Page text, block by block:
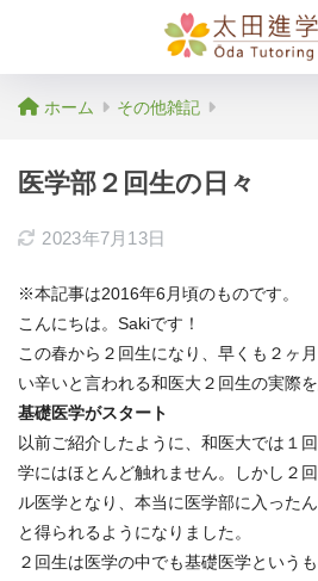
ホーム その他雑記
医学部２回生の日々
2023年7月13日
※本記事は2016年6月頃のものです。
こんにちは。Sakiです！
この春から２回生になり、早くも２ヶ月
い辛いと言われる和医大２回生の実際
基礎医学がスタート
以前ご紹介したように、和医大では１
学にはほとんど触れません。しかし２回
ル医学となり、 本当に医学部に入った
と得られるようになりました。
２回生は医学の中でも基礎医学というも